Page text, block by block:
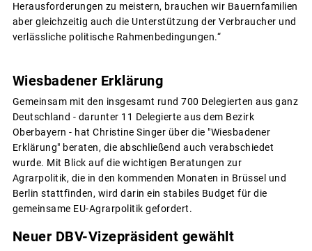
Herausforderungen zu meistern, brauchen wir Bauernfamilien
aber gleichzeitig auch die Unterstützung der Verbraucher und
verlässliche politische Rahmenbedingungen.“
Wiesbadener Erklärung
Gemeinsam mit den insgesamt rund 700 Delegierten aus ganz
Deutschland - darunter 11 Delegierte aus dem Bezirk
Oberbayern - hat Christine Singer über die "Wiesbadener
Erklärung" beraten, die abschließend auch verabschiedet
wurde. Mit Blick auf die wichtigen Beratungen zur
Agrarpolitik, die in den kommenden Monaten in Brüssel und
Berlin stattfinden, wird darin ein stabiles Budget für die
gemeinsame EU-Agrarpolitik gefordert.
Neuer DBV-Vizepräsident gewählt